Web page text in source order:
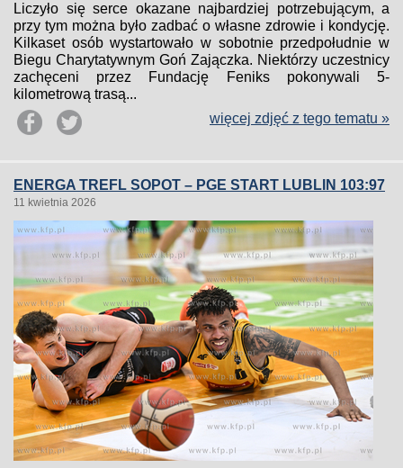
Liczyło się serce okazane najbardziej potrzebującym, a
przy tym można było zadbać o własne zdrowie i kondycję.
Kilkaset osób wystartowało w sobotnie przedpołudnie w
Biegu Charytatywnym Goń Zajączka. Niektórzy uczestnicy
zachęceni przez Fundację Feniks pokonywali 5-
kilometrową trasą...
więcej zdjęć z tego tematu »
ENERGA TREFL SOPOT – PGE START LUBLIN 103:97
11 kwietnia 2026